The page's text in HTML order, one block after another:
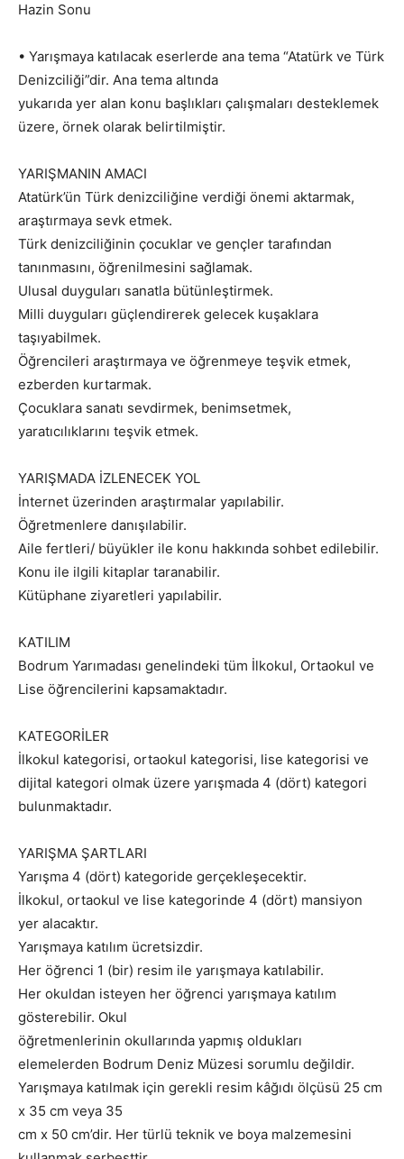
Hazin Sonu
• Yarışmaya katılacak eserlerde ana tema “Atatürk ve Türk
Denizciliği”dir. Ana tema altında
yukarıda yer alan konu başlıkları çalışmaları desteklemek
üzere, örnek olarak belirtilmiştir.
YARIŞMANIN AMACI
Atatürk’ün Türk denizciliğine verdiği önemi aktarmak,
araştırmaya sevk etmek.
Türk denizciliğinin çocuklar ve gençler tarafından
tanınmasını, öğrenilmesini sağlamak.
Ulusal duyguları sanatla bütünleştirmek.
Milli duyguları güçlendirerek gelecek kuşaklara
taşıyabilmek.
Öğrencileri araştırmaya ve öğrenmeye teşvik etmek,
ezberden kurtarmak.
Çocuklara sanatı sevdirmek, benimsetmek,
yaratıcılıklarını teşvik etmek.
YARIŞMADA İZLENECEK YOL
İnternet üzerinden araştırmalar yapılabilir.
Öğretmenlere danışılabilir.
Aile fertleri/ büyükler ile konu hakkında sohbet edilebilir.
Konu ile ilgili kitaplar taranabilir.
Kütüphane ziyaretleri yapılabilir.
KATILIM
Bodrum Yarımadası genelindeki tüm İlkokul, Ortaokul ve
Lise öğrencilerini kapsamaktadır.
KATEGORİLER
İlkokul kategorisi, ortaokul kategorisi, lise kategorisi ve
dijital kategori olmak üzere yarışmada 4 (dört) kategori
bulunmaktadır.
YARIŞMA ŞARTLARI
Yarışma 4 (dört) kategoride gerçekleşecektir.
İlkokul, ortaokul ve lise kategorinde 4 (dört) mansiyon
yer alacaktır.
Yarışmaya katılım ücretsizdir.
Her öğrenci 1 (bir) resim ile yarışmaya katılabilir.
Her okuldan isteyen her öğrenci yarışmaya katılım
gösterebilir. Okul
öğretmenlerinin okullarında yapmış oldukları
elemelerden Bodrum Deniz Müzesi sorumlu değildir.
Yarışmaya katılmak için gerekli resim kâğıdı ölçüsü 25 cm
x 35 cm veya 35
cm x 50 cm’dir. Her türlü teknik ve boya malzemesini